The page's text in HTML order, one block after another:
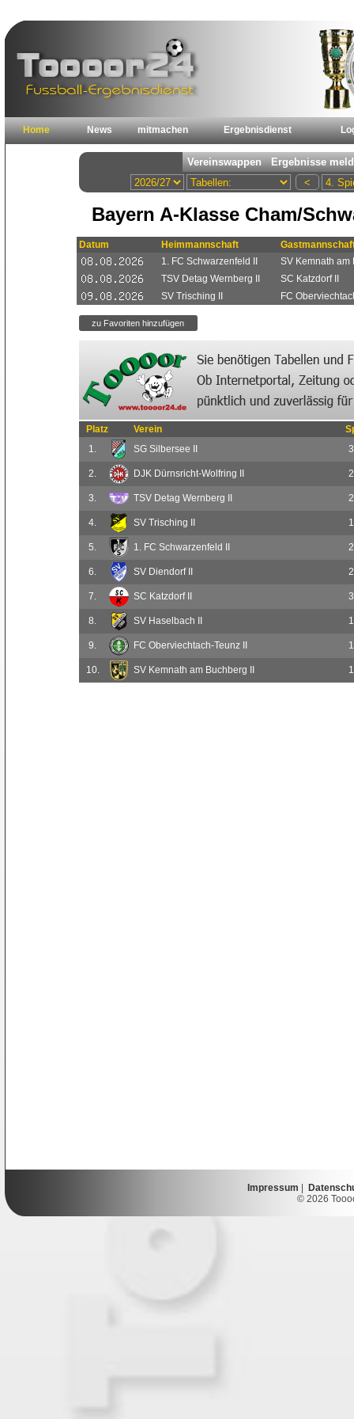
Home News mitmachen Ergebnisdienst
Bayern A-Klasse Cham/
Datum Heimmannschaft
1. FC Schwarzenfeld II
SV Kemnath am
TSV Detag Wernberg II
SC Katzdorf II
SV Trisching II
FC
Platz Verein
1.
SG Silbersee II 3
2. DJK Dürnsricht-Wolfring II 2
3. TSV Detag Wernberg II 2
4. SV Trisching II 1
5. 1. FC Schwarzenfeld II 2
6. SV Diendorf II 2
7. SC Katzdorf II 3
8. SV Haselbach II 1
9. FC Oberviechtach-Teunz II 1
10. SV Kemnath am Buchberg II 1
Impressum
© 2026